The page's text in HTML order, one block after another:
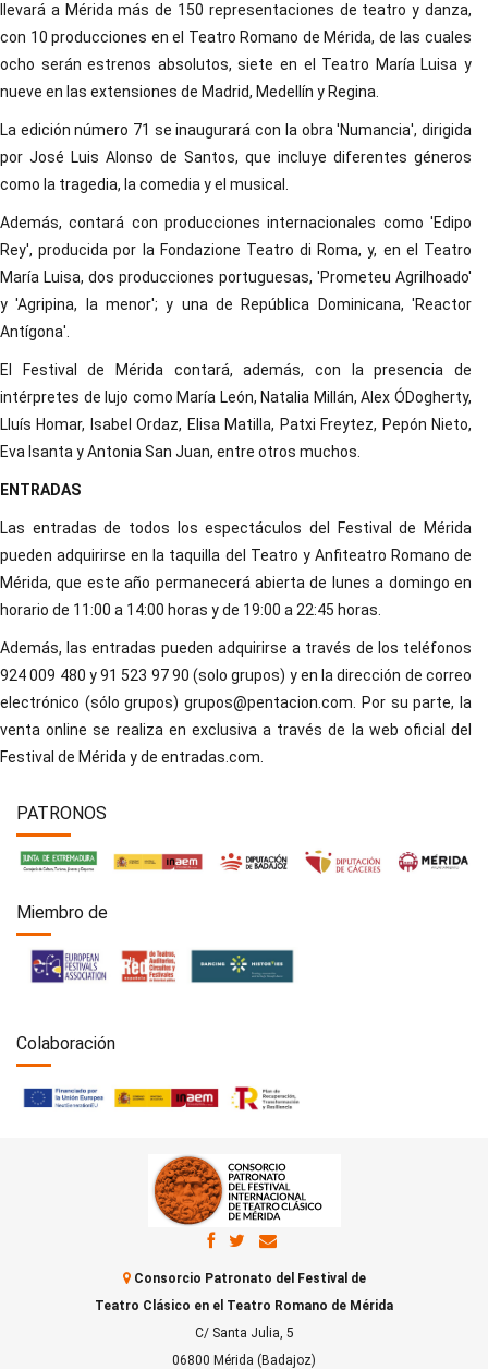
llevará a Mérida más de 150 representaciones de teatro y danza,
con 10 producciones en el Teatro Romano de Mérida, de las cuales
ocho serán estrenos absolutos, siete en el Teatro María Luisa y
nueve en las extensiones de Madrid, Medellín y Regina.
La edición número 71 se inaugurará con la obra 'Numancia', dirigida
por José Luis Alonso de Santos, que incluye diferentes géneros
como la tragedia, la comedia y el musical.
Además, contará con producciones internacionales como 'Edipo
Rey', producida por la Fondazione Teatro di Roma, y, en el Teatro
María Luisa, dos producciones portuguesas, 'Prometeu Agrilhoado'
y 'Agripina, la menor'; y una de República Dominicana, 'Reactor
Antígona'.
El Festival de Mérida contará, además, con la presencia de
intérpretes de lujo como María León, Natalia Millán, Alex ÓDogherty,
Lluís Homar, Isabel Ordaz, Elisa Matilla, Patxi Freytez, Pepón Nieto,
Eva Isanta y Antonia San Juan, entre otros muchos.
ENTRADAS
Las entradas de todos los espectáculos del Festival de Mérida
pueden adquirirse en la taquilla del Teatro y Anfiteatro Romano de
Mérida, que este año permanecerá abierta de lunes a domingo en
horario de 11:00 a 14:00 horas y de 19:00 a 22:45 horas.
Además, las entradas pueden adquirirse a través de los teléfonos
924 009 480 y 91 523 97 90 (solo grupos) y en la dirección de correo
electrónico (sólo grupos) grupos@pentacion.com. Por su parte, la
venta online se realiza en exclusiva a través de la web oficial del
Festival de Mérida y de entradas.com.
PATRONOS
Miembro de
Colaboración
Consorcio Patronato del Festival de
Teatro Clásico en el Teatro Romano de Mérida
C/ Santa Julia, 5
06800 Mérida (Badajoz)